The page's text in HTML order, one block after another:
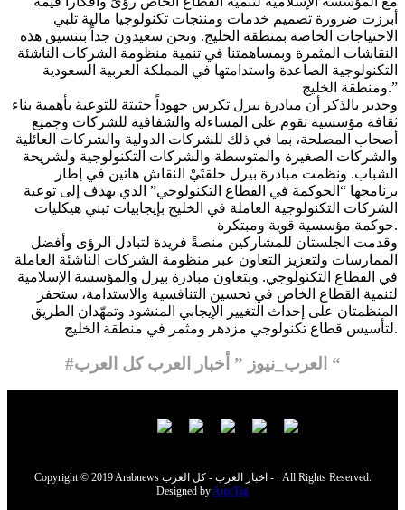
أبرزت ضرورة تصميم خدمات ومنتجات تكنولوجيا مالية تلبي
الاحتياجات الخاصة بمنطقة الخليج. ونحن سعيدون جداً بتنسيق هذه
النقاشات المثمرة وبمساهمتنا في تنمية منظومة الشركات الناشئة
التكنولوجية الصاعدة واستدامتها في المملكة العربية السعودية
ومنطقة الخليج.”
وجدير بالذكر أن مبادرة بيرل تكرس جهوداً حثيثة للتوعية بأهمية بناء
ثقافة مؤسسية تقوم على المساءلة والشفافية للشركات وجميع
أصحاب المصلحة، بما في ذلك للشركات الدولية والشركات العائلية
والشركات الصغيرة والمتوسطة والشركات التكنولوجية ولشريحة
الشباب. ونظمت مبادرة بيرل حلقتَيْ النقاش هاتين في إطار
برنامجها “الحوكمة في القطاع التكنولوجي” الذي يهدف إلى توعية
الشركات التكنولوجية العاملة في الخليج بإيجابيات تبني هيكليات
حوكمة مؤسسية قوية ومبتكرة.
وقدمت الجلستان للمشاركين منصةً فريدة لتبادل الرؤى وأفضل
الممارسات ولتعزيز التعاون عبر منظومة الشركات الناشئة العاملة
في القطاع التكنولوجي. وبتعاون مبادرة بيرل والمؤسسة الإسلامية
لتنمية القطاع الخاص في تحسين التنافسية والاستدامة، ستحفز
المنظمتان على إحداث التغيير الإيجابي المنشود وتمهّدان الطريق
لتأسيس قطاع تكنولوجي مزدهر ومثمر في منطقة الخليج.
#العرب_نيوز ” أخبار العرب كل العرب “
Copyright © 2019 Arabnews اخبار العرب - كل العرب - . All Rights Reserved.
Designed byAmcTag